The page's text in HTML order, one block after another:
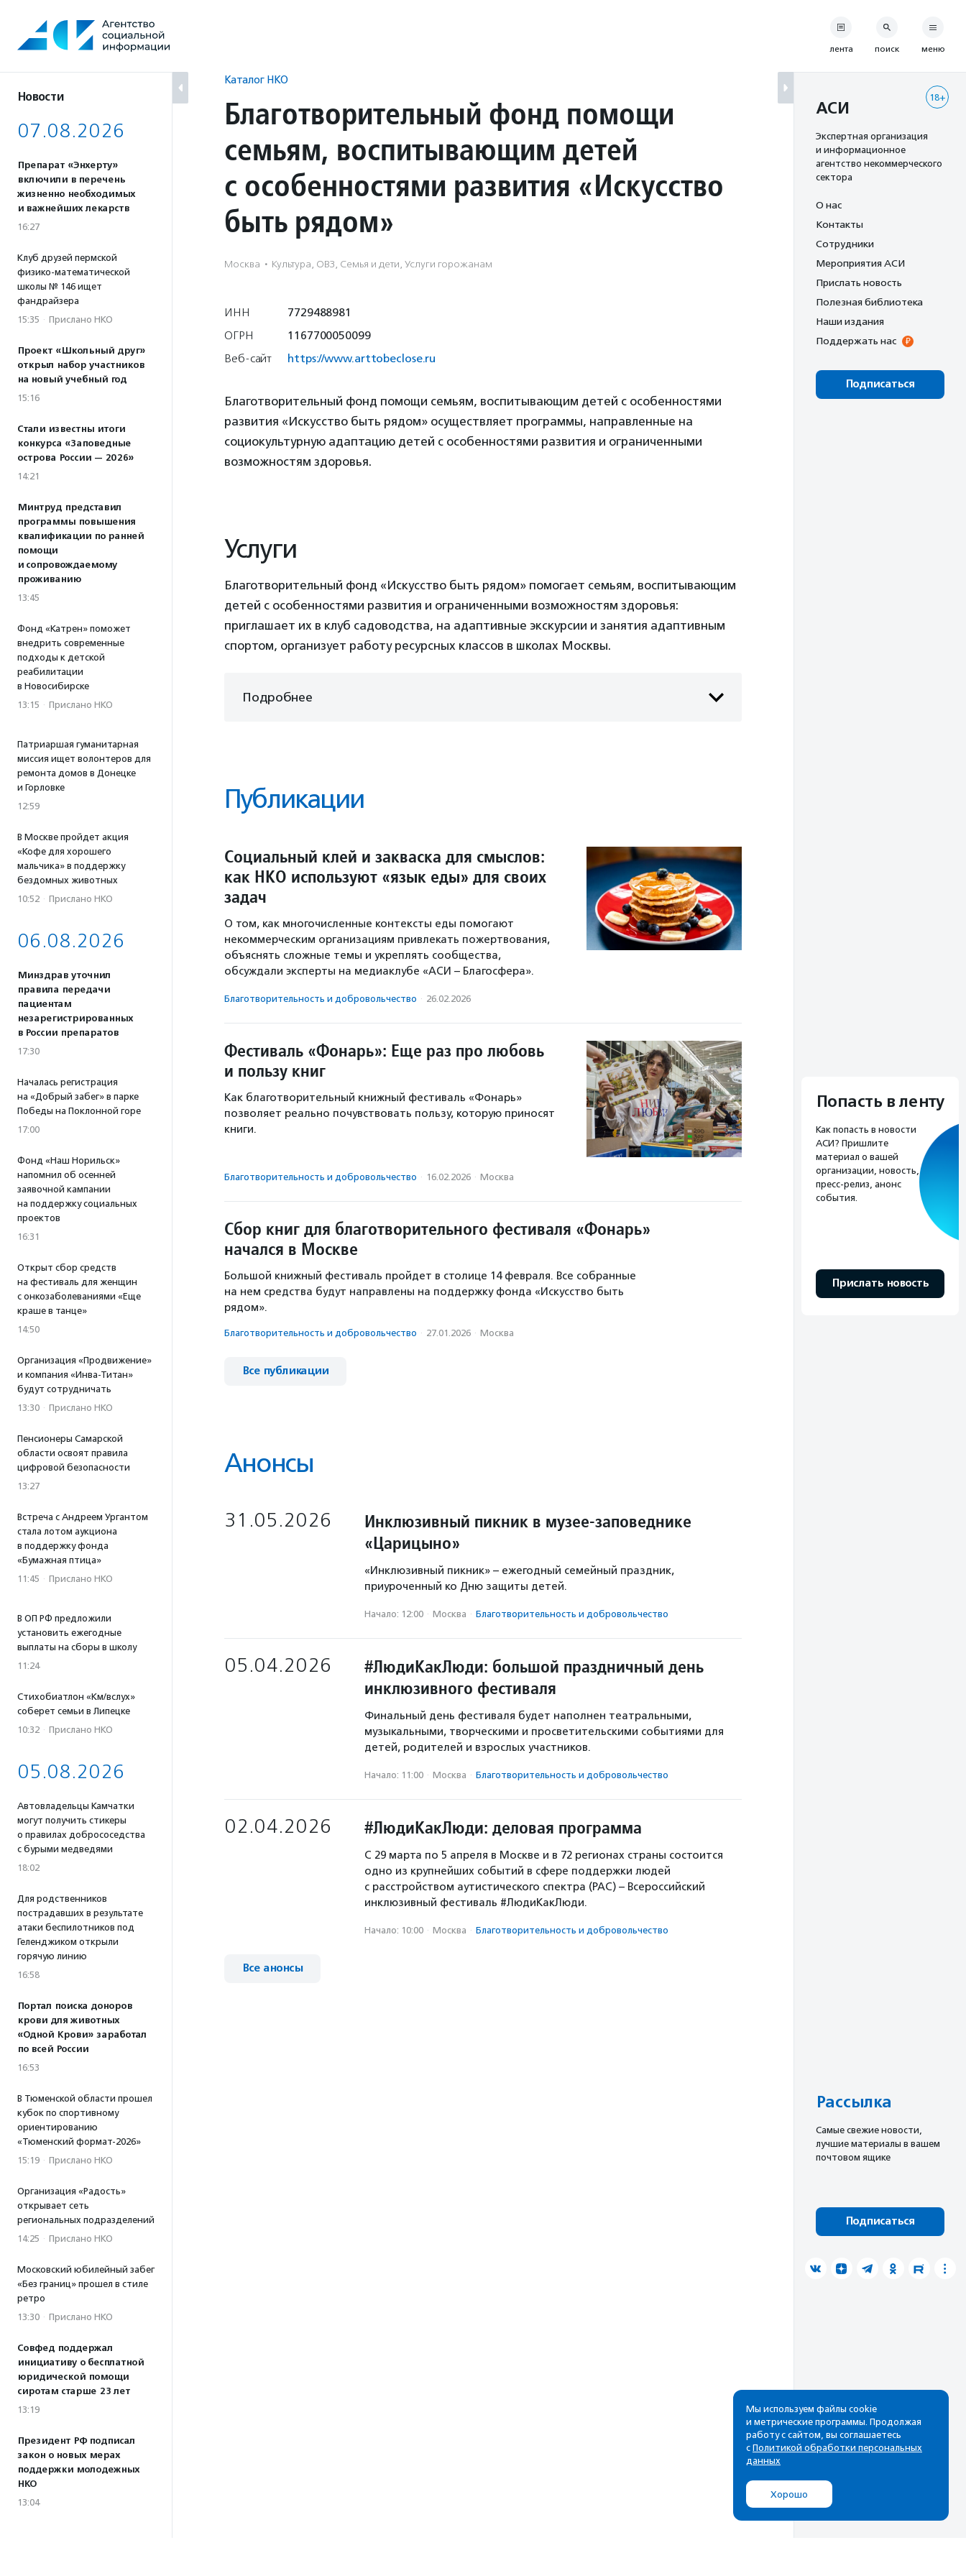
содержанию
Новости
07.08.2026
Препарат «Энхерту»
включили в перечень
жизненно необходимых
и важнейших лекарств
16:27
Клуб друзей пермской
физико-математической
школы № 146 ищет
фандрайзера
15:35 · Прислано НКО
Проект «Школьный друг»
открыл набор участников
на новый учебный год
15:16
Стали известны итоги
конкурса «Заповедные
острова России — 2026»
14:21
Минтруд представил
программы повышения
квалификации по ранней
помощи
и сопровождаемому
проживанию
13:45
Фонд «Катрен» поможет
внедрить современные
подходы к детской
реабилитации
в Новосибирске
13:15 · Прислано НКО
Патриаршая гуманитарная
миссия ищет волонтеров для
ремонта домов в Донецке
и Горловке
12:59
В Москве пройдет акция
«Кофе для хорошего
мальчика» в поддержку
бездомных животных
10:52 · Прислано НКО
06.08.2026
Минздрав уточнил
правила передачи
пациентам
незарегистрированных
в России препаратов
17:30
Началась регистрация
на «Добрый забег» в парке
Победы на Поклонной горе
17:00
Фонд «Наш Норильск»
напомнил об осенней
заявочной кампании
на поддержку социальных
проектов
16:31
Открыт сбор средств
на фестиваль для женщин
с онкозаболеваниями «Еще
краше в танце»
14:50
Организация «Продвижение»
и компания «Инва-Титан»
будут сотрудничать
13:30 · Прислано НКО
Пенсионеры Самарской
области освоят правила
цифровой безопасности
13:27
Встреча с Андреем Ургантом
стала лотом аукциона
в поддержку фонда
«Бумажная птица»
11:45 · Прислано НКО
В ОП РФ предложили
установить ежегодные
выплаты на сборы в школу
11:24
Стихобиатлон «Км/вслух»
соберет семьи в Липецке
10:32 · Прислано НКО
05.08.2026
Автовладельцы Камчатки
могут получить стикеры
о правилах добрососедства
с бурыми медведями
18:02
Для родственников
пострадавших в результате
атаки беспилотников под
Геленджиком открыли
горячую линию
16:58
Портал поиска доноров
крови для животных
«Одной Крови» заработал
по всей России
16:53
В Тюменской области прошел
кубок по спортивному
ориентированию
«Тюменский формат-2026»
15:19 · Прислано НКО
Организация «Радость»
открывает сеть
региональных подразделений
14:25 · Прислано НКО
Московский юбилейный забег
«Без границ» прошел в стиле
ретро
13:30 · Прислано НКО
Совфед поддержал
инициативу о бесплатной
юридической помощи
сиротам старше 23 лет
13:19
Президент РФ подписал
закон о новых мерах
поддержки молодежных
НКО
13:04
Каталог НКО
Благотворительный фонд помощи
семьям, воспитывающим детей
с особенностями развития «Искусство
быть рядом»
Москва · Культура, ОВЗ, Семья и дети, Услуги горожанам
ИНН
7729488981
ОГРН
1167700050099
Веб-сайт
https://www.arttobeclose.ru
Благотворительный фонд помощи семьям, воспитывающим детей с особенностями
развития «Искусство быть рядом» осуществляет программы, направленные на
социокультурную адаптацию детей с особенностями развития и ограниченными
возможностям здоровья.
Услуги
Благотворительный фонд «Искусство быть рядом» помогает семьям, воспитывающим
детей с особенностями развития и ограниченными возможностям здоровья:
приглашает их в клуб садоводства, на адаптивные экскурсии и занятия адаптивным
спортом, организует работу ресурсных классов в школах Москвы.
Подробнее
Публикации
Социальный клей и закваска для смыслов:
как НКО используют «язык еды» для своих
задач
О том, как многочисленные контексты еды помогают
некоммерческим организациям привлекать пожертвования,
объяснять сложные темы и укреплять сообщества,
обсуждали эксперты на медиаклубе «АСИ – Благосфера».
Благотвори­тель­ность и доброволь­чест­во · 26.02.2026
Фестиваль «Фонарь»: Еще раз про любовь
и пользу книг
Как благотворительный книжный фестиваль «Фонарь»
позволяет реально почувствовать пользу, которую приносят
книги.
Благотвори­тель­ность и доброволь­чест­во · 16.02.2026 · Москва
Сбор книг для благотворительного фестиваля «Фонарь»
начался в Москве
Большой книжный фестиваль пройдет в столице 14 февраля. Все собранные
на нем средства будут направлены на поддержку фонда «Искусство быть
рядом».
Благотвори­тель­ность и доброволь­чест­во · 27.01.2026 · Москва
Все публикации
Анонсы
31.05.2026
Инклюзивный пикник в музее-заповеднике
«Царицыно»
«Инклюзивный пикник» – ежегодный семейный праздник,
приуроченный ко Дню защиты детей.
Начало: 12:00 · Москва · Благотвори­тель­ность и доброволь­чест­во
05.04.2026
#ЛюдиКакЛюди: большой праздничный день
инклюзивного фестиваля
Финальный день фестиваля будет наполнен театральными,
музыкальными, творческими и просветительскими событиями для
детей, родителей и взрослых участников.
Начало: 11:00 · Москва · Благотвори­тель­ность и доброволь­чест­во
02.04.2026 #ЛюдиКакЛюди: деловая программа
С 29 марта по 5 апреля в Москве и в 72 регионах страны состоится
одно из крупнейших событий в сфере поддержки людей
с расстройством аутистического спектра (РАС) – Всероссийский
инклюзивный фестиваль #ЛюдиКакЛюди.
Начало: 10:00 · Москва · Благотвори­тель­ность и доброволь­чест­во
Все анонсы
лента поиск меню
18+
АСИ
Экспертная организация
и информационное
агентство некоммерческого
сектора
О нас
Контакты
Сотрудники
Мероприятия АСИ
Прислать новость
Полезная библиотека
Наши издания
Поддержать нас
Подписаться
Попасть в ленту
Как попасть в новости
АСИ? Пришлите
материал о вашей
организации, новость,
пресс-релиз, анонс
события.
Прислать новость
Рассылка
Cамые свежие новости,
лучшие материалы в вашем
почтовом ящике
Подписаться
Мы используем файлы cookie
и метрические программы. Продолжая
работу с сайтом, вы соглашаетесь
с Политикой обработки персональных
данных
Хорошо